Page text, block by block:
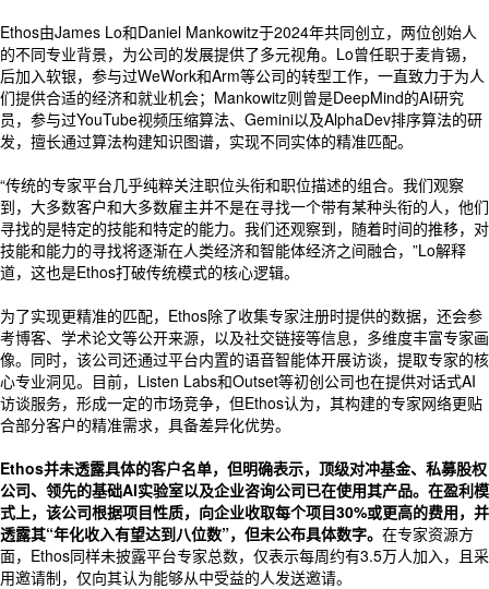
Ethos由James Lo和Daniel Mankowitz于2024年共同创立，两位创始人
的不同专业背景，为公司的发展提供了多元视角。Lo曾任职于麦肯锡，
后加入软银，参与过WeWork和Arm等公司的转型工作，一直致力于为人
们提供合适的经济和就业机会；Mankowitz则曾是DeepMind的AI研究
员，参与过YouTube视频压缩算法、Gemini以及AlphaDev排序算法的研
发，擅长通过算法构建知识图谱，实现不同实体的精准匹配。
“传统的专家平台几乎纯粹关注职位头衔和职位描述的组合。我们观察
到，大多数客户和大多数雇主并不是在寻找一个带有某种头衔的人，他们
寻找的是特定的技能和特定的能力。我们还观察到，随着时间的推移，对
技能和能力的寻找将逐渐在人类经济和智能体经济之间融合，”Lo解释
道，这也是Ethos打破传统模式的核心逻辑。
为了实现更精准的匹配，Ethos除了收集专家注册时提供的数据，还会参
考博客、学术论文等公开来源，以及社交链接等信息，多维度丰富专家画
像。同时，该公司还通过平台内置的语音智能体开展访谈，提取专家的核
心专业洞见。目前，Listen Labs和Outset等初创公司也在提供对话式AI
访谈服务，形成一定的市场竞争，但Ethos认为，其构建的专家网络更贴
合部分客户的精准需求，具备差异化优势。
Ethos并未透露具体的客户名单，但明确表示，顶级对冲基金、私募股权
公司、领先的基础AI实验室以及企业咨询公司已在使用其产品。在盈利模
式上，该公司根据项目性质，向企业收取每个项目30%或更高的费用，并
透露其“年化收入有望达到八位数”，但未公布具体数字。 在专家资源方
面，Ethos同样未披露平台专家总数，仅表示每周约有3.5万人加入，且采
用邀请制，仅向其认为能够从中受益的人发送邀请。